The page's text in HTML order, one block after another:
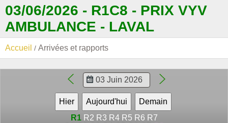
03/06/2026 - R1C8 - PRIX VYV
AMBULANCE - LAVAL
Accueil Arrivées et rapports
R1 R2 R3 R4 R5 R6 R7